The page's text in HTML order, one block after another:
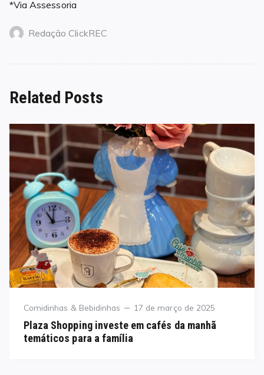
*Via Assessoria
Redação ClickREC
Related Posts
Category
Comidinhas & Bebidinhas
Posted
17 de março de 2025
Plaza Shopping investe em cafés da manhã
temáticos para a família